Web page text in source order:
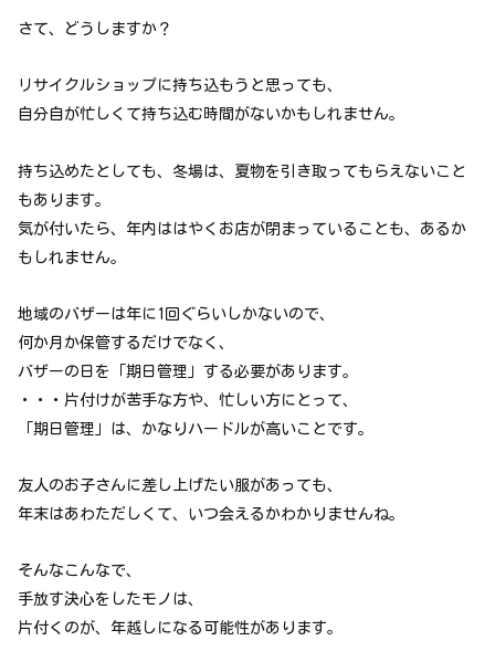
さて、どうしますか？
リサイクルショップに持ち込もうと思っても、
自分自が忙しくて持ち込む時間がないかもしれません。
持ち込めたとしても、冬場は、夏物を引き取ってもらえないこと
もあります。
気が付いたら、年内ははやくお店が閉まっていることも、あるか
もしれません。
地域のバザーは年に1回ぐらいしかないので、
何か月か保管するだけでなく、
バザーの日を「期日管理」する必要があります。
・・・片付けが苦手な方や、忙しい方にとって、
「期日管理」は、かなりハードルが高いことです。
友人のお子さんに差し上げたい服があっても、
年末はあわただしくて、いつ会えるかわかりませんね。
そんなこんなで、
手放す決心をしたモノは、
片付くのが、年越しになる可能性があります。